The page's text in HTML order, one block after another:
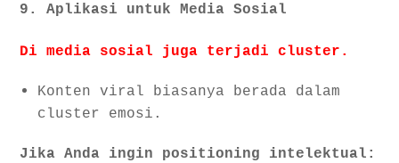
9. Aplikasi untuk Media Sosial
Di media sosial juga terjadi cluster.
Konten viral biasanya berada dalam
cluster emosi.
Jika Anda ingin positioning intelektual: